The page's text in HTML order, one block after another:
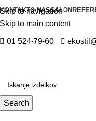
Skip to navigation
Skip to main content
KONTAKTO NASSALON
01 524-79-60
Search